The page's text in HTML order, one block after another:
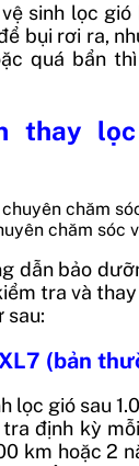
sinh lọc
bụi rơi ra,
quá bẩn
thay
chăm sóc
dẫn bảo
tra và
sau:
(bản
lọc gió sau
định kỳ
km hoặc 2